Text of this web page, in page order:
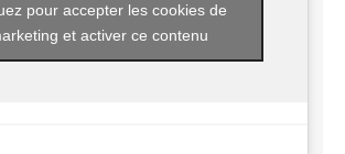
pour accepter les cookies de
et activer ce contenu